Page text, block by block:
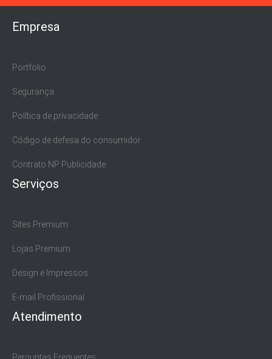
Empresa
Portfolio
Segurança
Política de privacidade
Código de defesa do consumidor
Contrato NP Publicidade
Serviços
Sites Premium
Lojas Premium
Design e Impressos
E-mail Profissional
Atendimento